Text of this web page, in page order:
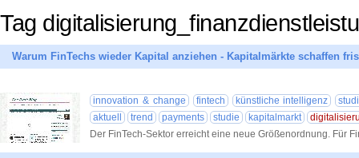
Tag
Warum FinTechs wieder Kapital anziehen - Kapitalmärkte schaffen
innovation & change fintech künstliche intelligenz
aktuell
trend payments studie kapitalmarkt
Der FinTech-Sektor erreicht eine neue Größenordnung. Für